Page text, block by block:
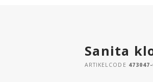
Sanita
ARTIKELCODE